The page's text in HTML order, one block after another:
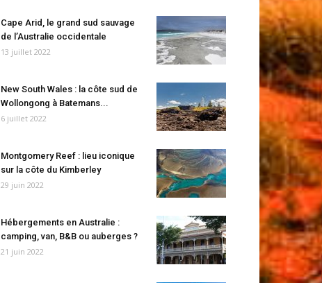
Cape Arid, le grand sud sauvage
de l’Australie occidentale
13 juillet 2022
New South Wales : la côte sud de
Wollongong à Batemans...
6 juillet 2022
Montgomery Reef : lieu iconique
sur la côte du Kimberley
29 juin 2022
Hébergements en Australie :
camping, van, B&B ou auberges ?
21 juin 2022